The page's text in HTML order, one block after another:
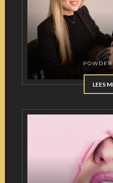
LEES